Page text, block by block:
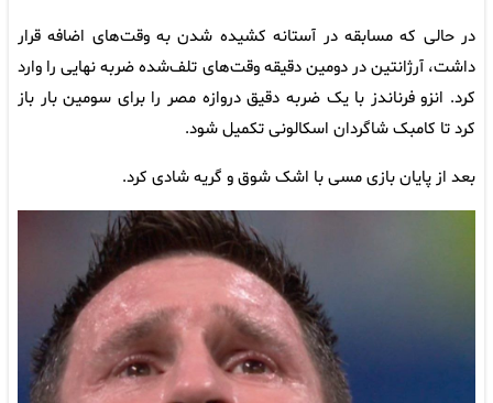
در حالی که مسابقه در آستانه کشیده شدن به وقت‌های اضافه قرار
داشت، آرژانتین در دومین دقیقه وقت‌های تلف‌شده ضربه نهایی را وارد
کرد. انزو فرناندز با یک ضربه دقیق دروازه مصر را برای سومین بار باز
کرد تا کامبک شاگردان اسکالونی تکمیل شود.
بعد از پایان بازی مسی با اشک شوق و گریه شادی کرد.